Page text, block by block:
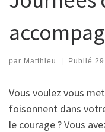
par Matthieu | Publié
Vous voulez vous
foisonnent dans
le courage ? Vous